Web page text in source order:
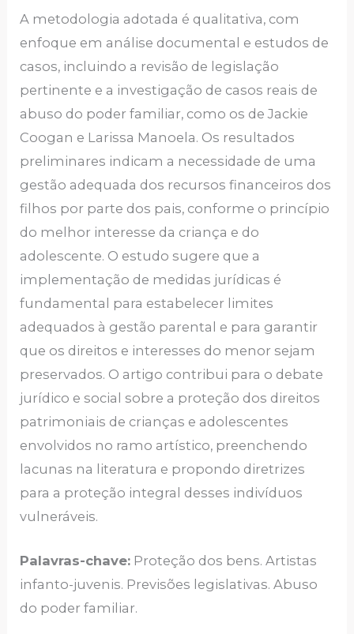
A metodologia adotada é qualitativa, com
enfoque em análise documental e estudos de
casos, incluindo a revisão de legislação
pertinente e a investigação de casos reais de
abuso do poder familiar, como os de Jackie
Coogan e Larissa Manoela. Os resultados
preliminares indicam a necessidade de uma
gestão adequada dos recursos financeiros dos
filhos por parte dos pais, conforme o princípio
do melhor interesse da criança e do
adolescente. O estudo sugere que a
implementação de medidas jurídicas é
fundamental para estabelecer limites
adequados à gestão parental e para garantir
que os direitos e interesses do menor sejam
preservados. O artigo contribui para o debate
jurídico e social sobre a proteção dos direitos
patrimoniais de crianças e adolescentes
envolvidos no ramo artístico, preenchendo
lacunas na literatura e propondo diretrizes
para a proteção integral desses indivíduos
vulneráveis.
Palavras-chave: Proteção dos bens. Artistas
infanto-juvenis. Previsões legislativas. Abuso
do poder familiar.